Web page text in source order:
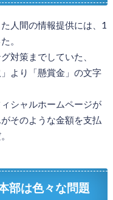
人間の情報提供には、1
。
対策までしていた、
より「懸賞金」の文字
シャルホームページが
そのような金額を支払
部は色々な問題